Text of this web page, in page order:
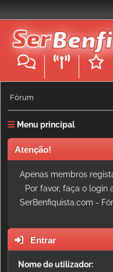
Fórum
Menu principal
Atenção!
Apenas membros
Por favor, faça o login
SerBenfiquista.com -
Entrar
Nome de utilizador: